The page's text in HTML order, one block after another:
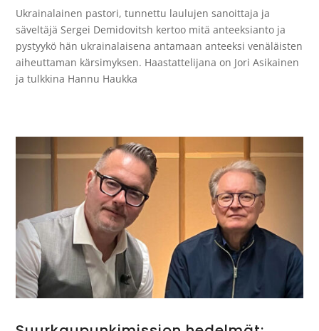
Ukrainalainen pastori, tunnettu laulujen sanoittaja ja
säveltäjä Sergei Demidovitsh kertoo mitä anteeksianto ja
pystyykö hän ukrainalaisena antamaan anteeksi venäläisten
aiheuttaman kärsimyksen. Haastattelijana on Jori Asikainen
ja tulkkina Hannu Haukka